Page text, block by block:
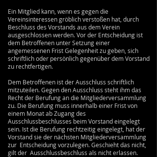
Ein Mitglied kann, wenn es gegen die
Vereinsinteressen gröblich verstoßen hat, durch
Beschluss des Vorstands aus dem Verein
ausgeschlossen werden. Vor der Entscheidung ist
dem Betroffenen unter Setzung einer
angemessenen Frist Gelegenheit zu geben, sich
schriftlich oder persönlich gegenüber dem Vorstand
zu rechtfertigen.
Dem Betroffenen ist der Ausschluss schriftlich
mitzuteilen. Gegen den Ausschluss steht ihm das
Recht der Berufung an die Mitgliederversammlung
zu. Die Berufung muss innerhalb einer Frist von
einem Monat ab Zugang des
Ausschlussbeschlusses beim Vorstand eingelegt
sein. Ist die Berufung rechtzeitig eingelegt, hat der
Vorstand sie der nächsten Mitgliederversammlung
zur Entscheidung vorzulegen. Geschieht das nicht,
gilt der Ausschlussbeschluss als nicht erlassen.